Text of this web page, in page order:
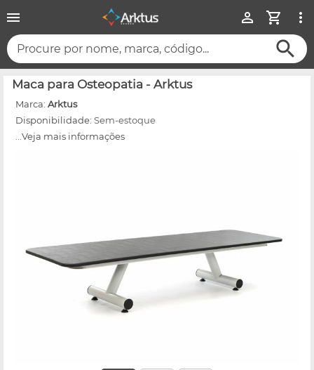
Procure por nome, marca, código...
Maca para Osteopatia - Arktus
Marca: Arktus
Disponibilidade: Sem-estoque
...Veja mais informações